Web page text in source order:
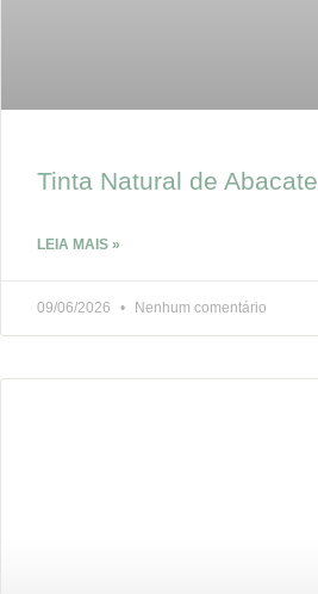
Tinta Natural de Abacate
LEIA MAIS »
09/06/2026 Nenhum comentário